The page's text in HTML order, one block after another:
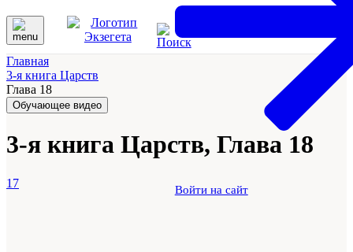
Войти на сайт
Главная
3-я книга Царств
Глава 18
Обучающее видео
3-я книга Царств, Глава 18
17